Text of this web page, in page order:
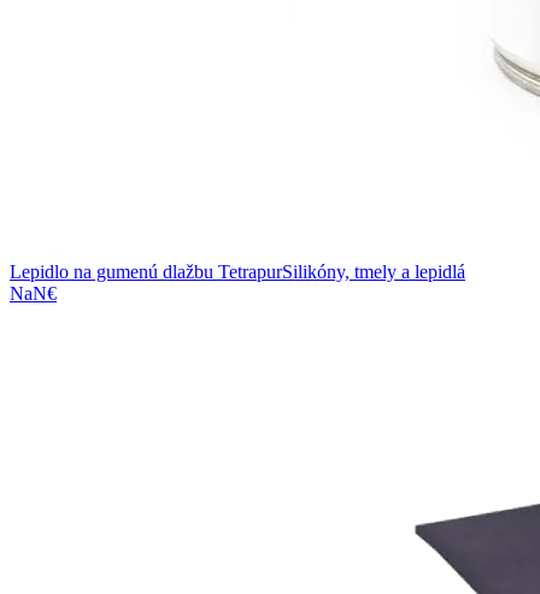
Lepidlo na gumenú dlažbu TetrapurSilikóny, tmely a lepidlá
NaN€